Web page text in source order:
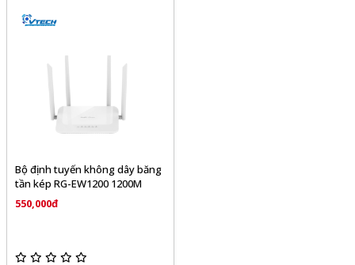
triển khai mạng với chính RG-EW1200 để quản lý cấu hình
thuật toán điều chỉnh RF được áp dụng cho hàng triệu AP
chuyển vùng liền mạch giữa các thiết bị và chuyển đổi
nhanh chóng giữa 2.4GHz và 5GHz. Người dùng có thể di
chuyển khắp vùng phủ sóng Wi-Fi mà không bị gián đoạn
- Quản lý cộng tác có thể được ủy quyền cho người khác
như web cục bộ, ứng dụng Ruijie Cloud, v.v. để chẩn đoán
Bộ định tuyến không dây băng
tần kép RG-EW1200 1200M
550,000đ